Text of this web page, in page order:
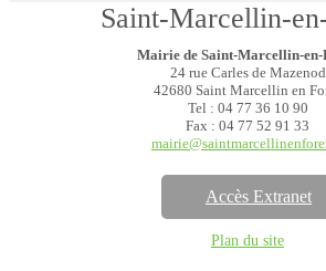
Saint-Marcellin-
Mairie de Saint-Marcellin-en-
24 rue Carles de Mazenod
42680 Saint Marcellin en
Tel : 04 77 36 10 90
Fax : 04 77 52 91 33
Accès Extranet
Plan du site